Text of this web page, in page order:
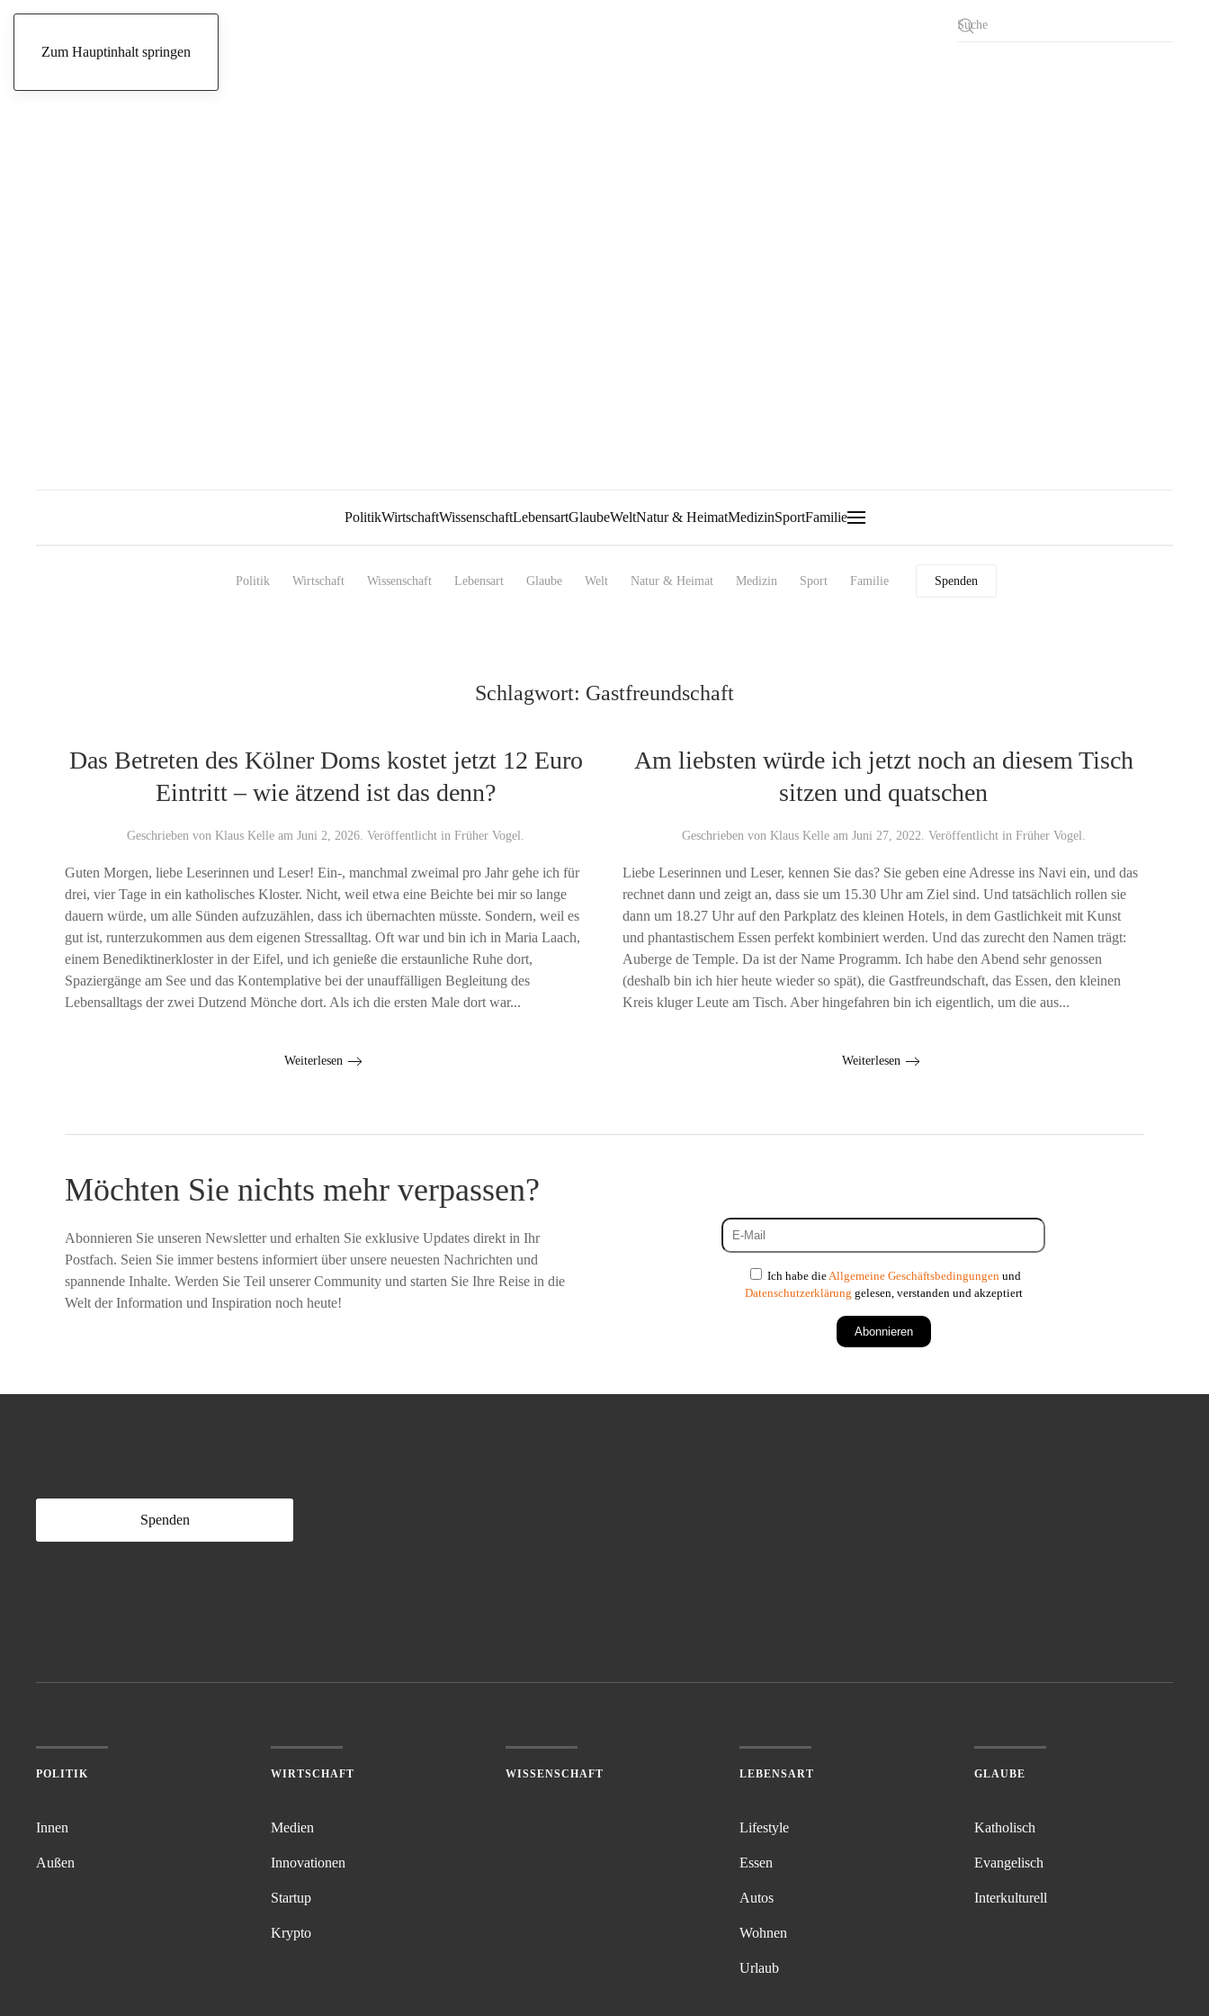
Zum Hauptinhalt springen
PolitikWirtschaftWissenschaftLebensartGlaubeWeltNatur & HeimatMedizinSportFamilie
Politik Wirtschaft Wissenschaft Lebensart Glaube Welt Natur & Heimat Medizin Sport Familie Spenden
Schlagwort: Gastfreundschaft
Das Betreten des Kölner Doms kostet jetzt 12 Euro
Eintritt – wie ätzend ist das denn?
Geschrieben von Klaus Kelle am Juni 2, 2026 . Veröffentlicht in Früher Vogel
Guten Morgen, liebe Leserinnen und Leser! Ein-, manchmal zweimal pro Jahr gehe ich für
drei, vier Tage in ein katholisches Kloster. Nicht, weil etwa eine Beichte bei mir so lange
dauern würde, um alle Sünden aufzuzählen, dass ich übernachten müsste. Sondern, weil es
gut ist, runterzukommen aus dem eigenen Stressalltag. Oft war und bin ich in Maria Laach,
einem Benediktinerkloster in der Eifel, und ich genieße die erstaunliche Ruhe dort,
Spaziergänge am See und das Kontemplative bei der unauffälligen Begleitung des
Lebensalltags der zwei Dutzend Mönche dort. Als ich die ersten Male dort war...
Weiterlesen
Am liebsten würde ich jetzt noch an diesem Tisch
sitzen und quatschen
Geschrieben von Klaus Kelleam Juni 27, 2022 . Veröffentlicht in Früher Vogel
Liebe Leserinnen und Leser, kennen Sie das? Sie geben eine Adresse ins Navi ein, und das
rechnet dann und zeigt an, dass sie um 15.30 Uhr am Ziel sind. Und tatsächlich rollen sie
dann um 18.27 Uhr auf den Parkplatz des kleinen Hotels, in dem Gastlichkeit mit Kunst
und phantastischem Essen perfekt kombiniert werden. Und das zurecht den Namen trägt:
Auberge de Temple. Da ist der Name Programm. Ich habe den Abend sehr genossen
(deshalb bin ich hier heute wieder so spät), die Gastfreundschaft, das Essen, den kleinen
Kreis kluger Leute am Tisch. Aber hingefahren bin ich eigentlich, um die aus...
Weiterlesen
Möchten Sie nichts mehr verpassen?
Abonnieren Sie unseren Newsletter und erhalten Sie exklusive Updates direkt in Ihr
Postfach. Seien Sie immer bestens informiert über unsere neuesten Nachrichten und
spannende Inhalte. Werden Sie Teil unserer Community und starten Sie Ihre Reise in die
Welt der Information und Inspiration noch heute!
Ich habe die Allgemeine Geschäftsbedingungen und
Datenschutzerklärung gelesen, verstanden und akzeptiert
Abonnieren
Spenden
POLITIK
Innen
Außen
WIRTSCHAFT
Medien
Innovationen
Startup
Krypto
WISSENSCHAFT LEBENSART
Lifestyle
Essen
Autos
Wohnen
Urlaub
GLAUBE
Katholisch
Evangelisch
Interkulturell